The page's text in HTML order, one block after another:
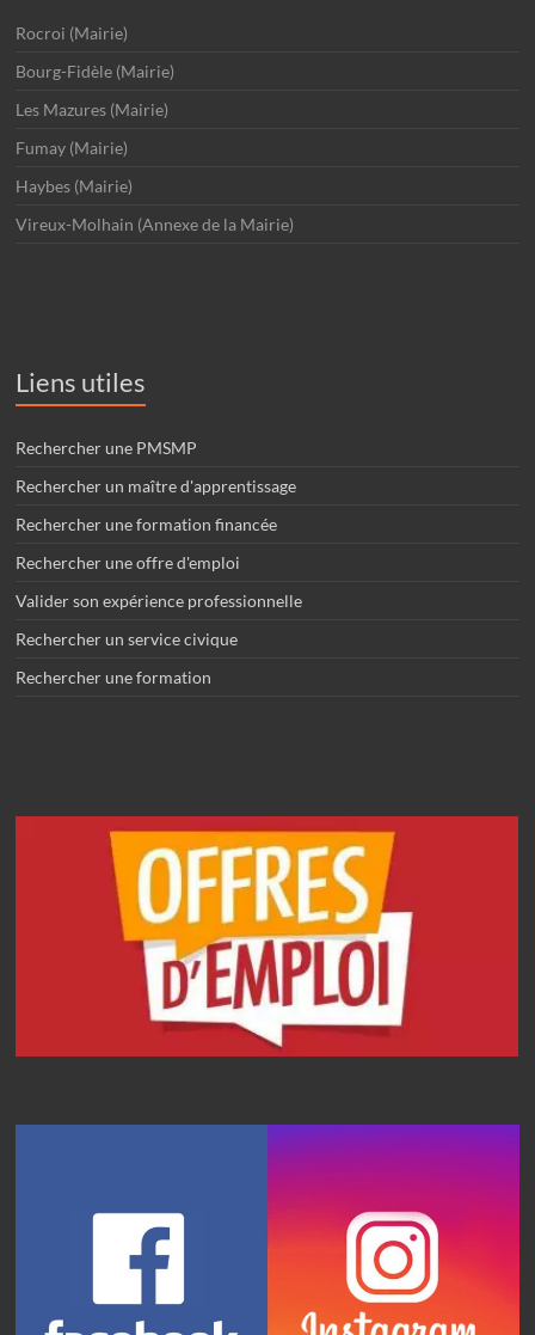
Rocroi (Mairie)
Bourg-Fidèle (Mairie)
Les Mazures (Mairie)
Fumay (Mairie)
Haybes (Mairie)
Vireux-Molhain (Annexe de la Mairie)
Liens utiles
Rechercher une PMSMP
Rechercher un maître d'apprentissage
Rechercher une formation financée
Rechercher une offre d'emploi
Valider son expérience professionnelle
Rechercher un service civique
Rechercher une formation